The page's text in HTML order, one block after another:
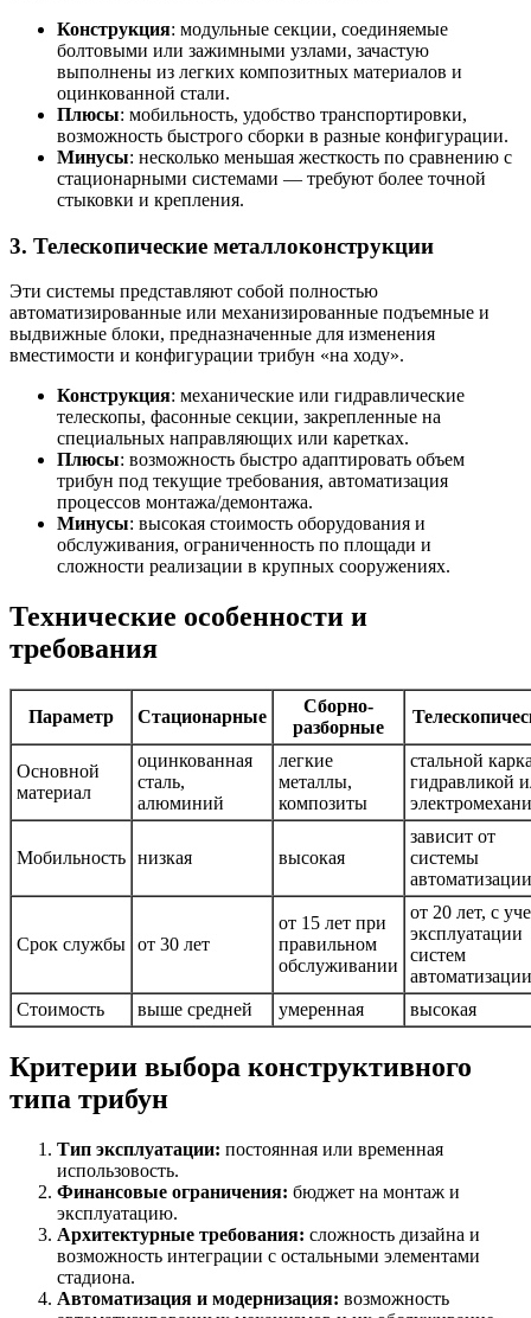
Конструкция: модульные секции, соединяемые
болтовыми или зажимными узлами, зачастую
выполнены из легких композитных материалов и
оцинкованной стали.
Плюсы: мобильность, удобство транспортировки,
возможность быстрого сборки в разные конфигурации.
Минусы: несколько меньшая жесткость по сравнению с
стационарными системами — требуют более точной
стыковки и крепления.
3. Телескопические металлоконструкции
Эти системы представляют собой полностью
автоматизированные или механизированные подъемные и
выдвижные блоки, предназначенные для изменения
вместимости и конфигурации трибун «на ходу».
Конструкция: механические или гидравлические
телескопы, фасонные секции, закрепленные на
специальных направляющих или каретках.
Плюсы: возможность быстро адаптировать объем
трибун под текущие требования, автоматизация
процессов монтажа/демонтажа.
Минусы: высокая стоимость оборудования и
обслуживания, ограниченность по площади и
сложности реализации в крупных сооружениях.
Технические особенности и
требования
Параметр Стационарные
Сборно-
разборные
Основной
материал
оцинкованная
сталь,
алюминий
легкие
металлы,
композиты
стальной
гидравликой
Мобильность низкая высокая
зависит от
системы
автоматизации
Срок службы от 30 лет
от 15 лет при
правильном
обслуживании
от 20 лет, с
эксплуатации
систем
автоматизации
Стоимость
выше средней умеренная высокая
Критерии выбора конструктивного
типа трибун
Тип эксплуатации: постоянная или временная
использовость.
Финансовые ограничения: бюджет на монтаж и
эксплуатацию.
Архитектурные требования: сложность дизайна и
возможность интеграции с остальными элементами
стадиона.
Автоматизация и модернизация: возможность